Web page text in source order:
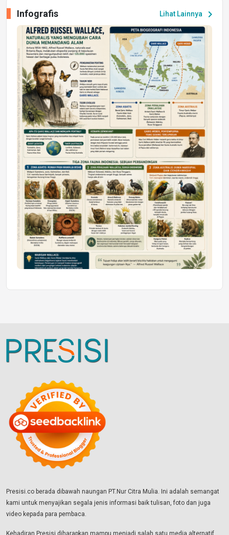
Peluang Kerja dan Magang
Jumat, 17 Jul 2026 22:30
DAERAH
Astra Motor Kalimantan Timur 2 Dukung
Mahasiswa Samarinda dalam Astra
Honda SDGs Future Leaders 2026
Jumat, 10 Jul 2026 19:01
Lihat Lainnya chevron_right
Infografis
Presisi.co berada dibawah naungan PT.Nur Citra Mulia. Ini adalah semangat
kami untuk menyajikan segala jenis informasi baik tulisan, foto dan juga
video kepada para pembaca.